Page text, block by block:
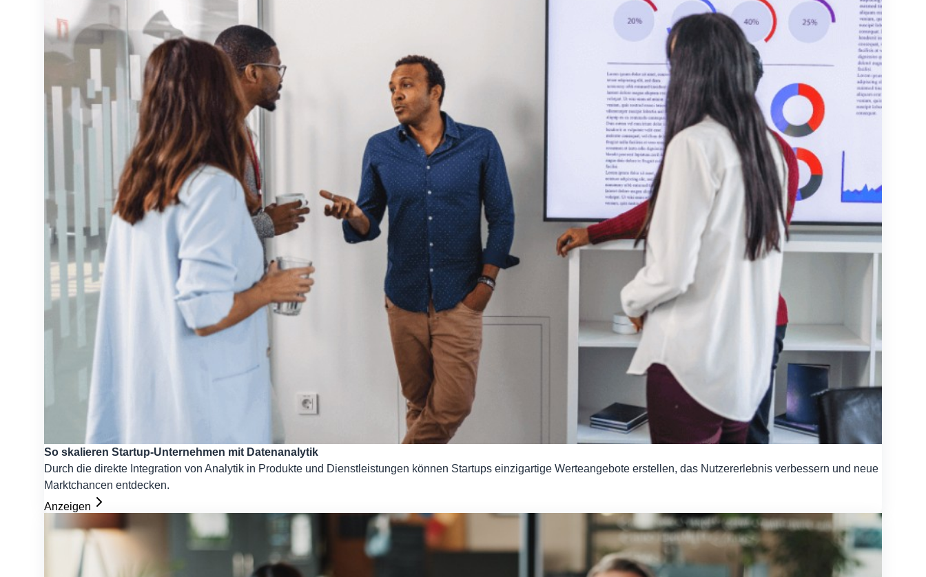
So skalieren Startup-Unternehmen mit Datenanalytik
Durch die direkte Integration von Analytik in Produkte und Dienstleistungen können Startups einzigartige Werteangebote erstellen, das Nutzererlebnis verbessern und neue
Marktchancen entdecken.
Anzeigen